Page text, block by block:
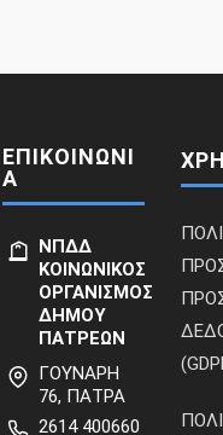
ΕΠΙΚΟΙΝΩΝΙ
Α
ΝΠΔΔ
ΚΟΙΝΩΝΙΚΟΣ
ΟΡΓΑΝΙΣΜΟΣ
ΔΗΜΟΥ
ΠΑΤΡΕΩΝ
ΓΟΥΝΑΡΗ
76, ΠΑΤΡΑ
2614 400660